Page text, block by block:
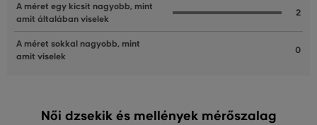
A méret egy kicsit nagyobb, mint
amit általában viselek
2
A méret sokkal nagyobb, mint
amit viselek
0
Női dzsekik és mellények mérőszalag